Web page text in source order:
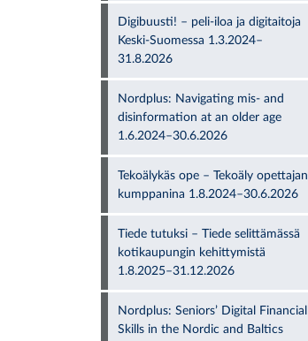
Digibuusti! – peli-iloa ja digitaitoja
Keski-Suomessa 1.3.2024–
31.8.2026
Nordplus: Navigating mis- and
disinformation at an older age
1.6.2024–30.6.2026
Tekoälykäs ope – Tekoäly opettajan
kumppanina 1.8.2024–30.6.2026
Tiede tutuksi – Tiede selittämässä
kotikaupungin kehittymistä
1.8.2025–31.12.2026
Nordplus: Seniors’ Digital Financial
Skills in the Nordic and Baltics